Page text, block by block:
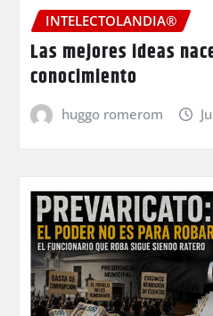
INTELECTOLANDIA®
Las mejores ideas
conocimiento
huggo romerom